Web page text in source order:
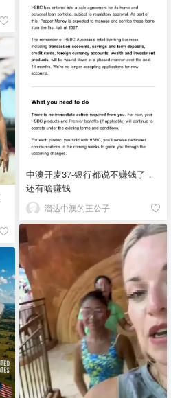
中澳开麦37-银行都说不赚钱了，
还有啥赚钱
溜达中澳的王公子